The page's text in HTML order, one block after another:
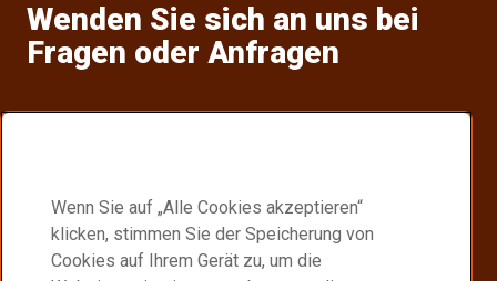
Wenden Sie sich an uns bei
Fragen oder Anfragen
Suchen Sie einen Raex® Händler in Ihrer Nähe.
Raex Vertriebspartner
Wenn Sie auf „Alle Cookies akzeptieren“
klicken, stimmen Sie der Speicherung von
Cookies auf Ihrem Gerät zu, um die